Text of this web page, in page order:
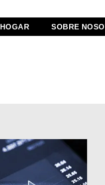
HOGAR SOBRE